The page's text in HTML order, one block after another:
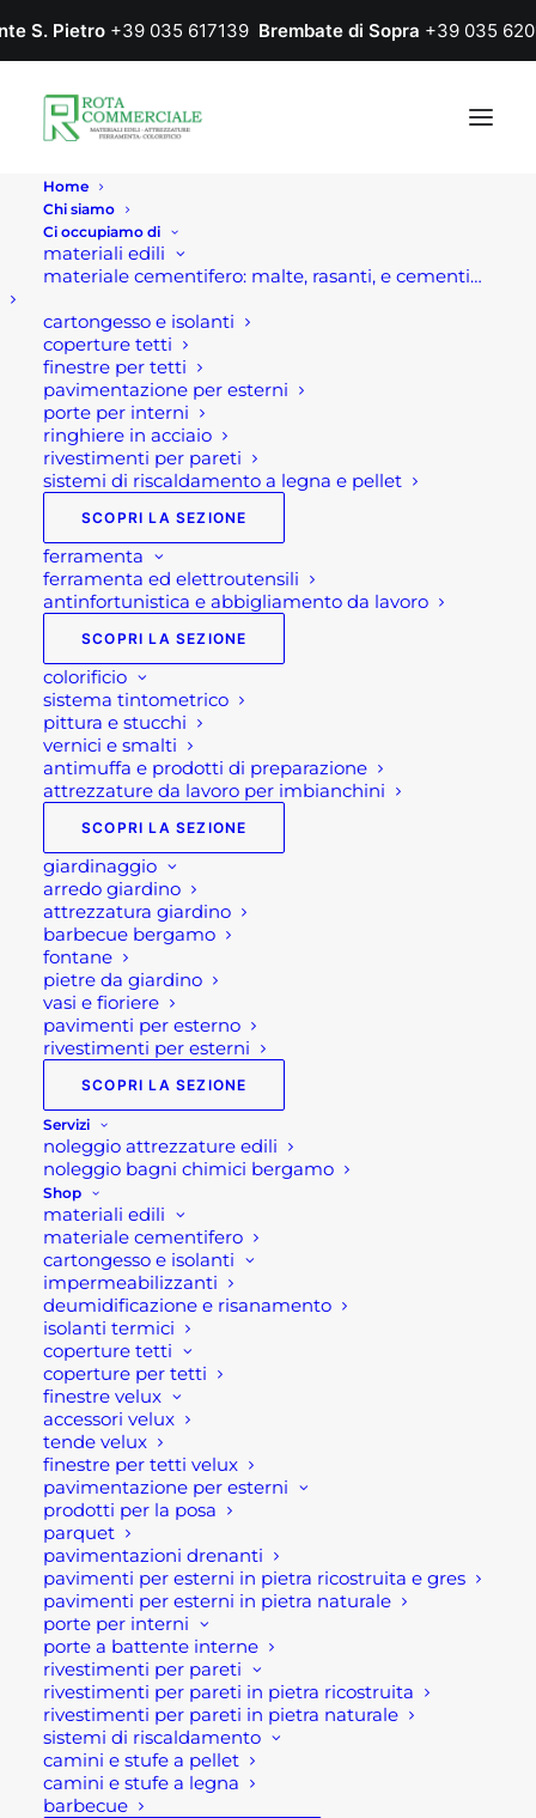
S. Pietro +39 035 617139 Brembate di Sopra +39 035
Home
Chi siamo
Ci occupiamo di
materiali edili
materiale cementifero: malte, rasanti, e cementi…
cartongesso e isolanti
coperture tetti
finestre per tetti
pavimentazione per esterni
porte per interni
ringhiere in acciaio
rivestimenti per pareti
sistemi di riscaldamento a legna e pellet
SCOPRI LA SEZIONE
ferramenta
ferramenta ed elettroutensili
antinfortunistica e abbigliamento da lavoro
SCOPRI LA SEZIONE
colorificio
sistema tintometrico
pittura e stucchi
vernici e smalti
antimuffa e prodotti di preparazione
attrezzature da lavoro per imbianchini
SCOPRI LA SEZIONE
giardinaggio
arredo giardino
attrezzatura giardino
barbecue bergamo
fontane
pietre da giardino
vasi e fioriere
pavimenti per esterno
rivestimenti per esterni
SCOPRI LA SEZIONE
Servizi
noleggio attrezzature edili
noleggio bagni chimici bergamo
Shop
materiali edili
materiale cementifero
cartongesso e isolanti
impermeabilizzanti
deumidificazione e risanamento
isolanti termici
coperture tetti
coperture per tetti
finestre velux
accessori velux
tende velux
finestre per tetti velux
pavimentazione per esterni
prodotti per la posa
parquet
pavimentazioni drenanti
pavimenti per esterni in pietra ricostruita e gres
pavimenti per esterni in pietra naturale
porte per interni
porte a battente interne
rivestimenti per pareti
rivestimenti per pareti in pietra ricostruita
rivestimenti per pareti in pietra naturale
sistemi di riscaldamento
camini e stufe a pellet
camini e stufe a legna
barbecue
SALOTTO IN CORDA DA
GIARDINO ALMERIA 3P
TAUPE
1.999,00€
Salotto in corda da
giardino Almeria 3P
taupe
Struttura in alluminio verniciato taupe con
rivestimento in corda in pvc.
Caratteristiche tecniche:
Dimensioni: Divano: cm 210x86x75 Poltrona: cm
85x86x75 Tavolino: cm 100x60x30
Colore: taupe marrone talpa, cuscini grigio chiaro
Stile: moderno
Materiale: alluminio, corda
Se per qualsiasi ragione non riuscissi a
completare l’ordine o avessi dei dubbi prima di
effettuare il pagamento contattaci dalle 09 alle 12
e dalle 14 alle 17, ti offriremo tutto il supporto
necessario per aiutarti nella procedura di
acquisto! Oppure scrivi una mail a